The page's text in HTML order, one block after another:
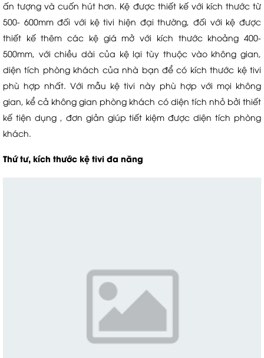
ấn tượng và cuốn hút hơn. Kệ được thiết kế với kích thước từ
500- 600mm đối với kệ tivi hiện đại thường, đối với kệ được
thiết kế thêm các kệ giá mở với kích thước khoảng 400-
500mm, với chiều dài của kệ lại tùy thuộc vào không gian,
diện tích phòng khách của nhà bạn để có kích thước kệ tivi
phù hợp nhất. Với mẫu kệ tivi này phù hợp với mọi không
gian, kể cả không gian phòng khách có diện tích nhỏ bởi thiết
kế tiện dụng , đơn giản giúp tiết kiệm được diện tích phòng
khách.
Thứ tư, kích thước kệ tivi đa năng